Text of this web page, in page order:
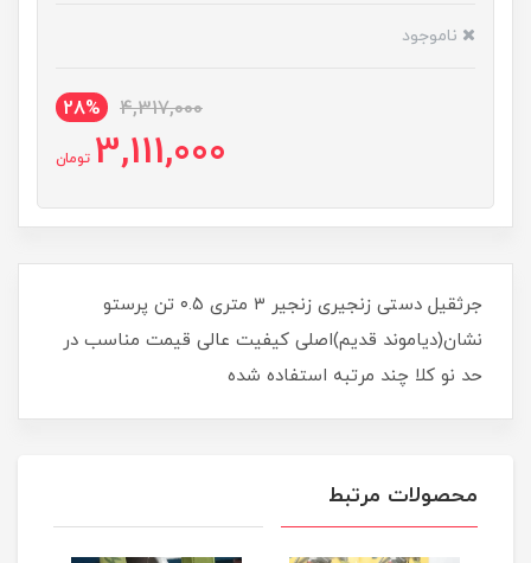
ناموجود
4,317,000
28%
3,111,000 تومان
جرثقیل دستی زنجیری زنجیر ۳ متری ۰.۵ تن پرستو
نشان(دیاموند قدیم)اصلی کیفیت عالی قیمت مناسب در
حد نو کلا چند مرتبه استفاده شده
محصولات مرتبط